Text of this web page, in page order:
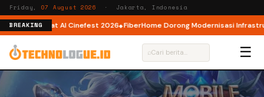
Friday, 07 August 2026 · Jakarta, Indonesia
BREAKING
AI lewat AI Cinefest 2026 FiberHome Dorong Modernisasi
⌕ ☰